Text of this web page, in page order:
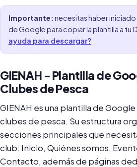
Importante: necesitas haber iniciado
de Google para copiar la plantilla a tu
ayuda para descargar?
GIENAH - Plantilla de
Clubes de Pesca
GIENAH es una plantilla de
clubes de pesca. Su estructura
secciones principales que
club: Inicio, Quiénes somos,
Contacto, además de páginas